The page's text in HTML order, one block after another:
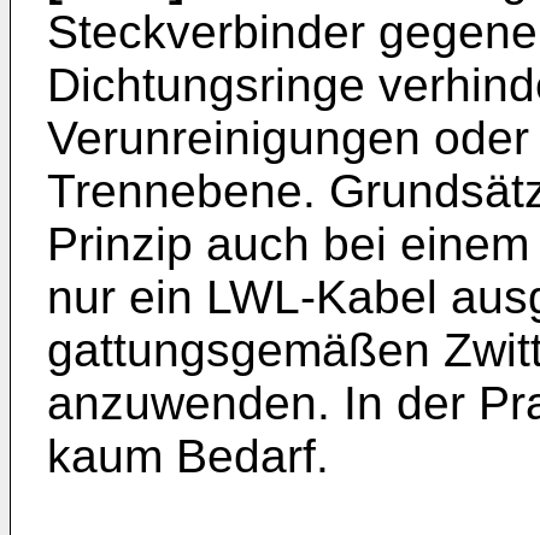
Steckverbinder
Dichtungsringe
Verunreinigungen
Trennebene.
Prinzip auch bei
nur ein LWL-Kabel
gattungsgemäßen
anzuwenden. In der
kaum Bedarf.